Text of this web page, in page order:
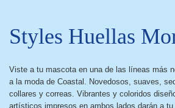
Styles Huellas
Viste a tu mascota en una de las líneas más
a la moda de Coastal. Novedosos, suaves,
collares y correas. Vibrantes y coloridos
artísticos impresos en ambos lados darán a